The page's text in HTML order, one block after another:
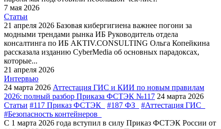
7 мая 2026
Статьи
21 апреля 2026 Базовая кибергигиена важнее погони за
модными трендами рынка ИБ Руководитель отдела
консалтинга по ИБ AKTIV.CONSULTING Ольга Копейкина
рассказала изданию CyberMedia об основных парадоксах,
которые...
21 апреля 2026
Интервью
24 марта 2026 Аттестация ГИС и КИИ по новым правилам
2026: полный разбор Приказа ФСТЭК №117 24 марта 2026
Статьи #117 Приказ ФСТЭК #187 ФЗ
#Аттестация ГИС
#Безопасность контейнеров
С 1 марта 2026 года вступил в силу Приказ ФСТЭК России от